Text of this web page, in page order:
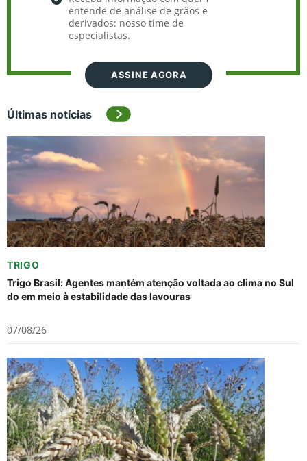
entende de análise de grãos e
derivados: nosso time de
especialistas.
ASSINE AGORA
Últimas notícias
TRIGO
Trigo Brasil: Agentes mantém atenção voltada ao clima no Sul
do em meio à estabilidade das lavouras
07/08/26